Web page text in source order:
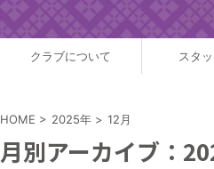
クラブについて スタ
HOME > 2025年 > 12月
月別アーカイブ：